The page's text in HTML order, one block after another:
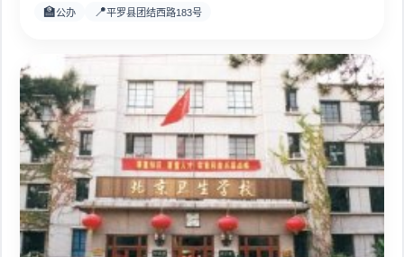
🏫公办 📍平罗县团结西路183号